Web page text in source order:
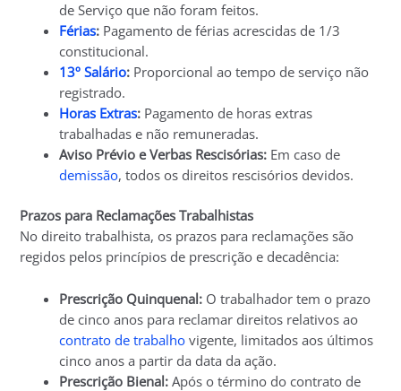
de Serviço que não foram feitos.
Férias: Pagamento de férias acrescidas de 1/3
constitucional.
13º Salário: Proporcional ao tempo de serviço não
registrado.
Horas Extras: Pagamento de horas extras
trabalhadas e não remuneradas.
Aviso Prévio e Verbas Rescisórias: Em caso de
demissão, todos os direitos rescisórios devidos.
Prazos para Reclamações Trabalhistas
No direito trabalhista, os prazos para reclamações são
regidos pelos princípios de prescrição e decadência:
Prescrição Quinquenal: O trabalhador tem o prazo
de cinco anos para reclamar direitos relativos ao
contrato de trabalho vigente, limitados aos últimos
cinco anos a partir da data da ação.
Prescrição Bienal: Após o término do contrato de